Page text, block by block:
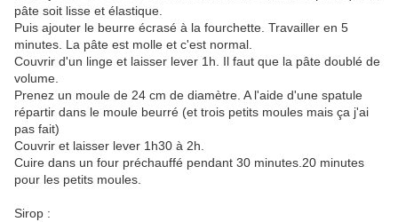
pâte soit lisse et élastique.
Puis ajouter le beurre écrasé à la fourchette. Travailler en 5
minutes. La pâte est molle et c'est normal.
Couvrir d'un linge et laisser lever 1h. Il faut que la pâte doublé de
volume.
Prenez un moule de 24 cm de diamètre. A l'aide d'une spatule
répartir dans le moule beurré (et trois petits moules mais ça j'ai
pas fait)
Couvrir et laisser lever 1h30 à 2h.
Cuire dans un four préchauffé pendant 30 minutes.20 minutes
pour les petits moules.
Sirop :